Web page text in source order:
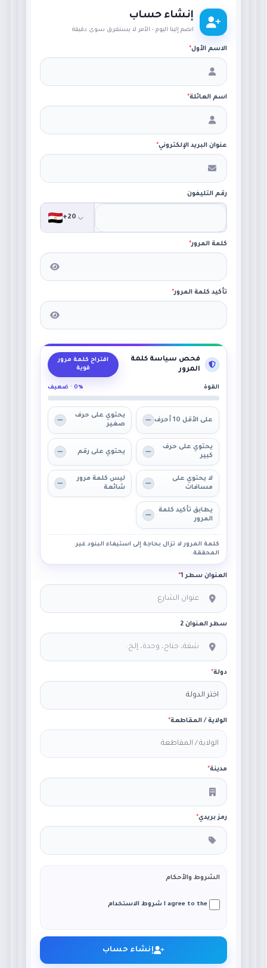
إنشاء حساب
انضم إلينا اليوم - الأمر لا يستغرق سوى دقيقة
الاسم الأول*
اسم العائلة*
عنوان البريد الإلكتروني*
رقم التليفون
+20
كلمة المرور*
تأكيد كلمة المرور*
فحص سياسة كلمة
المرور
اقتراح كلمة مرور
قوية
القوة 0% · ضعيف
على الأقل 10 أحرف
يحتوي على حرف
صغير
يحتوي على حرف
كبير
يحتوي على رقم
لا يحتوي على
مسافات
ليس كلمة مرور
شائعة
يطابق تأكيد كلمة
المرور
كلمة المرور لا تزال بحاجة إلى استيفاء البنود غير
المحققة.
العنوان سطر 1 *
سطر العنوان 2
دولة*
الولاية / المقاطعة*
مدينة*
رمز بريدي*
الشروط والأحكام
I agree to the شروط الاستخدام
إنشاء حساب